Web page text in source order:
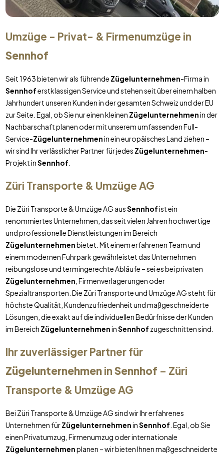
Umzüge - Privat- & Firmenumzüge in
Sennhof
Seit 1963 bieten wir als führende Zügelunternehmen-Firma in
Sennhoferstklassigen Service und stehen seit über einem halben
Jahrhundert unseren Kunden in der gesamten Schweiz und der EU
zur Seite. Egal, ob Sie nur einen kleinen Zügelunternehmenin der
Nachbarschaft planen oder mit unserem umfassenden Full-
Service-Zügelunternehmenin ein europäisches Land ziehen –
wir sind Ihr verlässlicher Partner für jedes Zügelunternehmen-
Projekt inSennhof
Züri Transporte & Umzüge AG
Die Züri Transporte & Umzüge AG ausSennhofist ein
renommiertes Unternehmen, das seit vielen Jahren hochwertige
und professionelle Dienstleistungen im Bereich
Zügelunternehmenbietet. Mit einem erfahrenen Team und
einem modernen Fuhrpark gewährleistet das Unternehmen
reibungslose und termingerechte Abläufe – sei es bei privaten
Zügelunternehmen , Firmenverlagerungen oder
Spezialtransporten. Die Züri Transporte und Umzüge AG steht für
höchste Qualität, Kundenzufriedenheit und maßgeschneiderte
Lösungen, die exakt auf die individuellen Bedürfnisse der Kunden
im Bereich ZügelunternehmeninSennhof zugeschnitten sind.
Ihr zuverlässiger Partner für
ZügelunternehmeninSennhof – Züri
Transporte & Umzüge AG
Bei Züri Transporte & Umzüge AG sind wir Ihr erfahrenes
Unternehmen fürZügelunternehmeninSennhof . Egal, ob Sie
einen Privatumzug, Firmenumzug oder internationale
Zügelunternehmenplanen – wir bieten Ihnen maßgeschneiderte